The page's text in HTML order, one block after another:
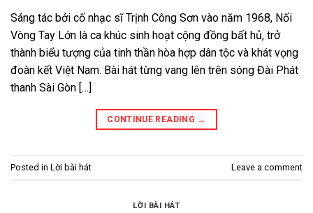
Sáng tác bởi cố nhạc sĩ Trịnh Công Sơn vào năm 1968, Nối
Vòng Tay Lớn là ca khúc sinh hoạt cộng đồng bất hủ, trở
thành biểu tượng của tinh thần hòa hợp dân tộc và khát vọng
đoàn kết Việt Nam. Bài hát từng vang lên trên sóng Đài Phát
thanh Sài Gòn […]
CONTINUE READING →
Posted in Lời bài hát Leave a comment
LỜI BÀI HÁT